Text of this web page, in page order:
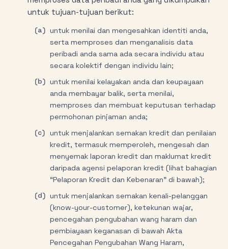
untuk tujuan-tujuan berikut:
(a) untuk menilai dan mengesahkan identiti anda,
serta memproses dan menganalisis data
peribadi anda sama ada secara individu atau
secara kolektif dengan individu lain;
(b) untuk menilai kelayakan anda dan keupayaan
anda membayar balik, serta menilai,
memproses dan membuat keputusan terhadap
permohonan pinjaman anda;
(c) untuk menjalankan semakan kredit dan penilaian
kredit, termasuk memperoleh, mengesah dan
menyemak laporan kredit dan maklumat kredit
daripada agensi pelaporan kredit (lihat bahagian
“Pelaporan Kredit dan Kebenaran” di bawah);
(d) untuk menjalankan semakan kenali-pelanggan
(know-your-customer), ketekunan wajar,
pencegahan pengubahan wang haram dan
pembiayaan keganasan di bawah Akta
Pencegahan Pengubahan Wang Haram,